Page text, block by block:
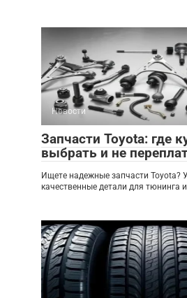
Новости
Запчасти Toyota: где
выбрать и не
Ищете надежные запчасти Toyota?
качественные детали для тюнинга